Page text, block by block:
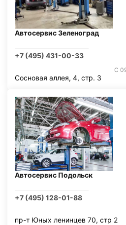
Автосервис Зеленоград
+7 (495) 431-00-33
С
Сосновая аллея, 4, стр. 3
Автосервис Подольск
+7 (495) 128-01-88
пр-т Юных ленинцев 70, стр 2